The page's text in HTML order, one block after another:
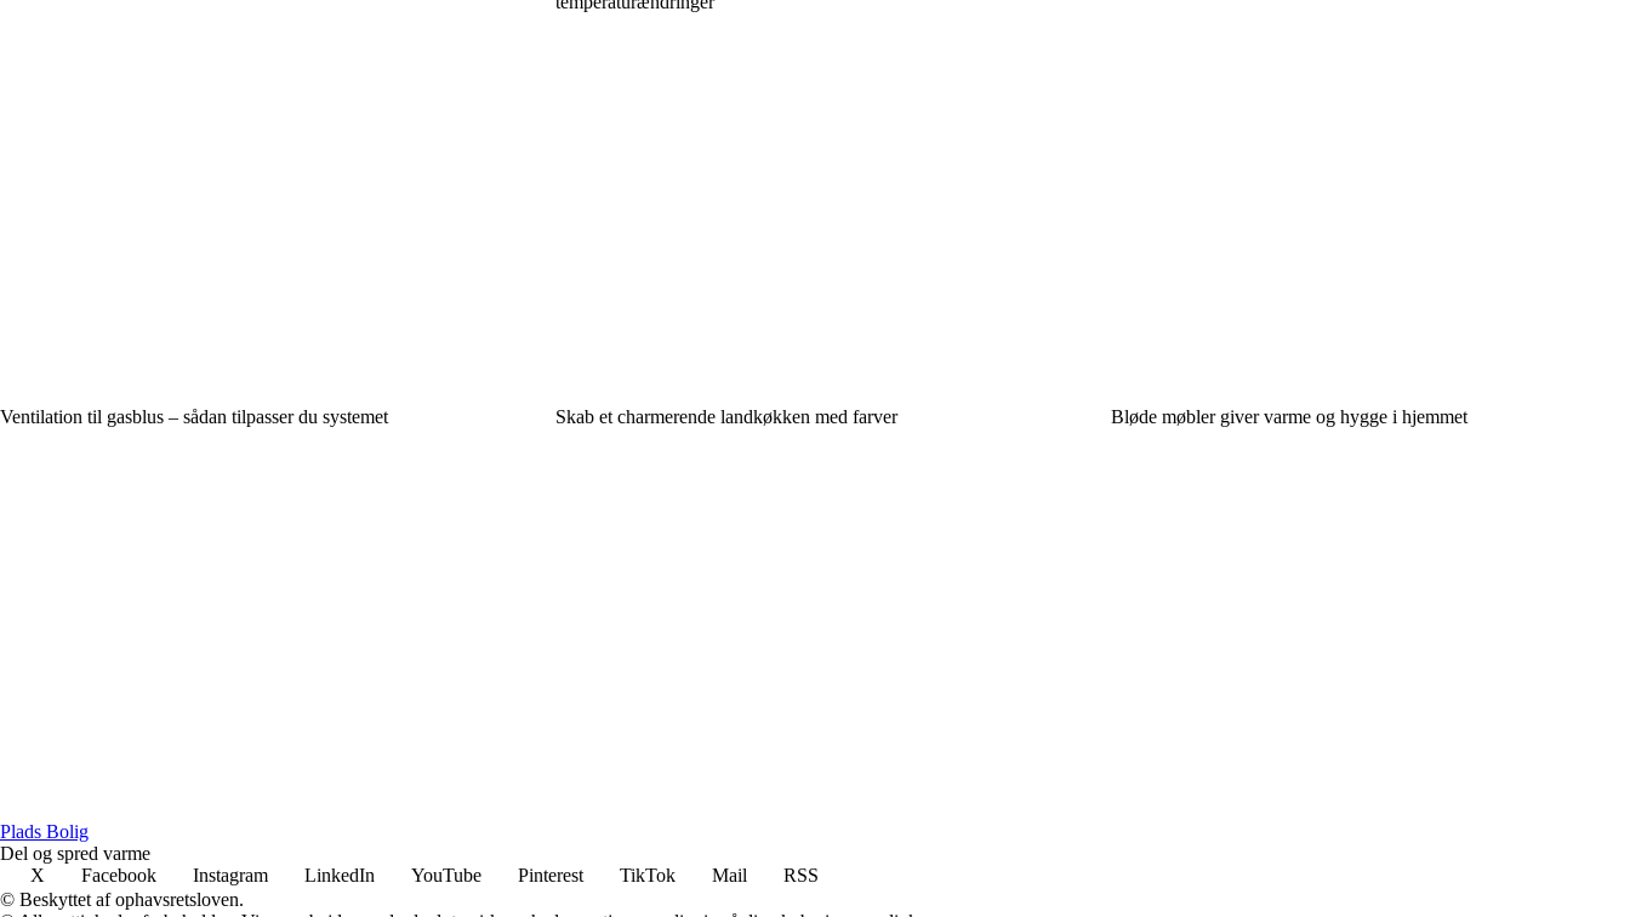
Ventilation til gasblus – sådan tilpasser du systemet Skab et charmerende landkøkken med farver Bløde møbler giver varme og hygge i hjemmet
Plads Bolig
Del og spred varme
X
Facebook Instagram LinkedIn YouTube Pinterest TikTok Mail
RSS
© Beskyttet af ophavsretsloven.